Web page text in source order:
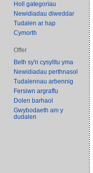
Holl gategorïau
Newidiadau diweddar
Tudalen ar hap
Cymorth
Offer
Beth sy'n cysylltu yma
Newidiadau perthnasol
Tudalennau arbennig
Fersiwn argraffu
Dolen barhaol
Gwybodaeth am y
dudalen